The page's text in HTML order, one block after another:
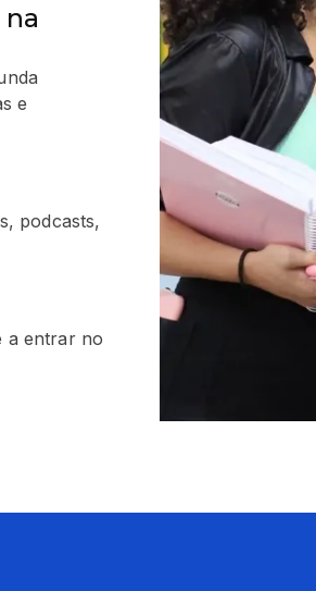
e
podcasts,
a entrar no